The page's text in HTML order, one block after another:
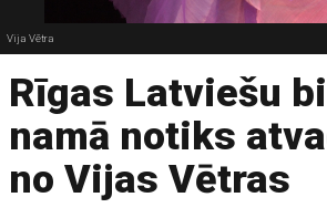
Vija Vētra
Rīgas Latviešu
namā notiks
no Vijas Vētras